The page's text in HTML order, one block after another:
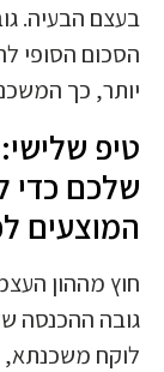
בעצם הבעיה.
הסכום הסופי
יותר, כך
טיפ
שלכם כדי
המוצעים
חוץ מההון
גובה ההכנסה של
לוקח משכנתא,